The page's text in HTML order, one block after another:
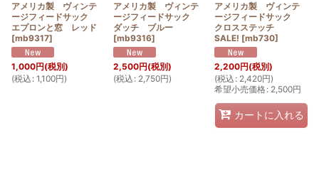
アメリカ製 ヴィンテ
ージフィードサック
エプロンと窓 レッド
[mb9317]
1,000円(税別)
(税込 : 1,100円)
アメリカ製 ヴィンテ
ージフィードサック
ダッチ ブルー
[mb9316]
2,500円(税別)
(税込 : 2,750円)
アメリカ製 ヴィンテ
ージフィードサック
クロスステッチ
SALE! [mb730]
2,200円(税別)
(税込 : 2,420円)
希望小売価格: 2,500円
カートに入れる